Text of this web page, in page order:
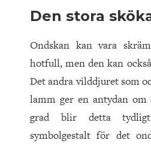
Den stora
Ondskan kan vara
hotfull, men den kan
Det andra vilddjuret som
lamm ger en antydan
grad blir detta
symbolgestalt för det